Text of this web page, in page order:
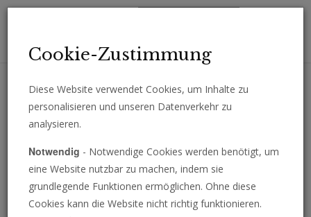
Erhalten Sie wichtige Analysen, Kommentare und Nachrichten
Cookie-Zustimmung
Diese Website verwendet Cookies, um Inhalte zu
personalisieren und unseren Datenverkehr zu
analysieren.
Notwendig - Notwendige Cookies werden benötigt, um
eine Website nutzbar zu machen, indem sie
grundlegende Funktionen ermöglichen. Ohne diese
Cookies kann die Website nicht richtig funktionieren.